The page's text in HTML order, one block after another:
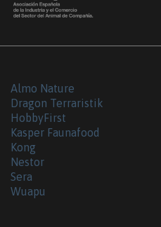
Almo Nature
Dragon Terraristik
HobbyFirst
Kasper Faunafood
Kong
Nestor
Sera
Wuapu